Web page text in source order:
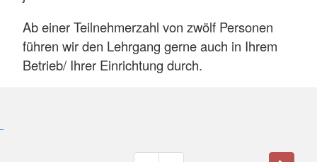
Ab einer Teilnehmerzahl von zwölf Personen
führen wir den Lehrgang gerne auch in Ihrem
Betrieb/ Ihrer Einrichtung durch.